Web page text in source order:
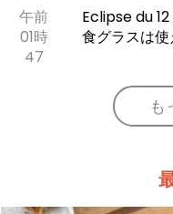
午前
01時
47
Eclipse du
食グラスは使
も